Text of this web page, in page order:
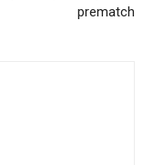
prematch